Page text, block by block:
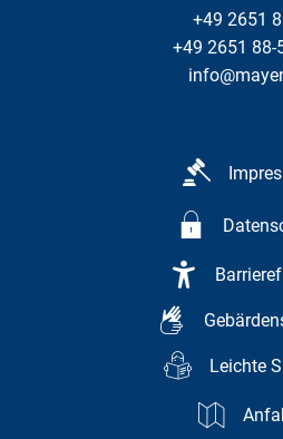
+49 2651
+49 2651 88-
Leichte